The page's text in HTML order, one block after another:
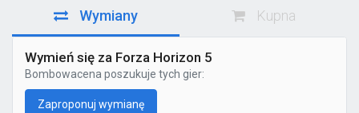
Wymiany Kupna
Wymień się za Forza Horizon 5
Bombowacena poszukuje tych gier:
Zaproponuj wymianę